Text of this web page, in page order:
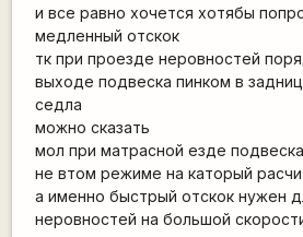
и все равно хочется хотябы
медленный отскок
тк при проезде неровностей
выходе подвеска пинком в
седла
можно сказать
мол при матрасной езде
не втом режиме на каторый
а именно быстрый отскок нужен
неровностей на большой